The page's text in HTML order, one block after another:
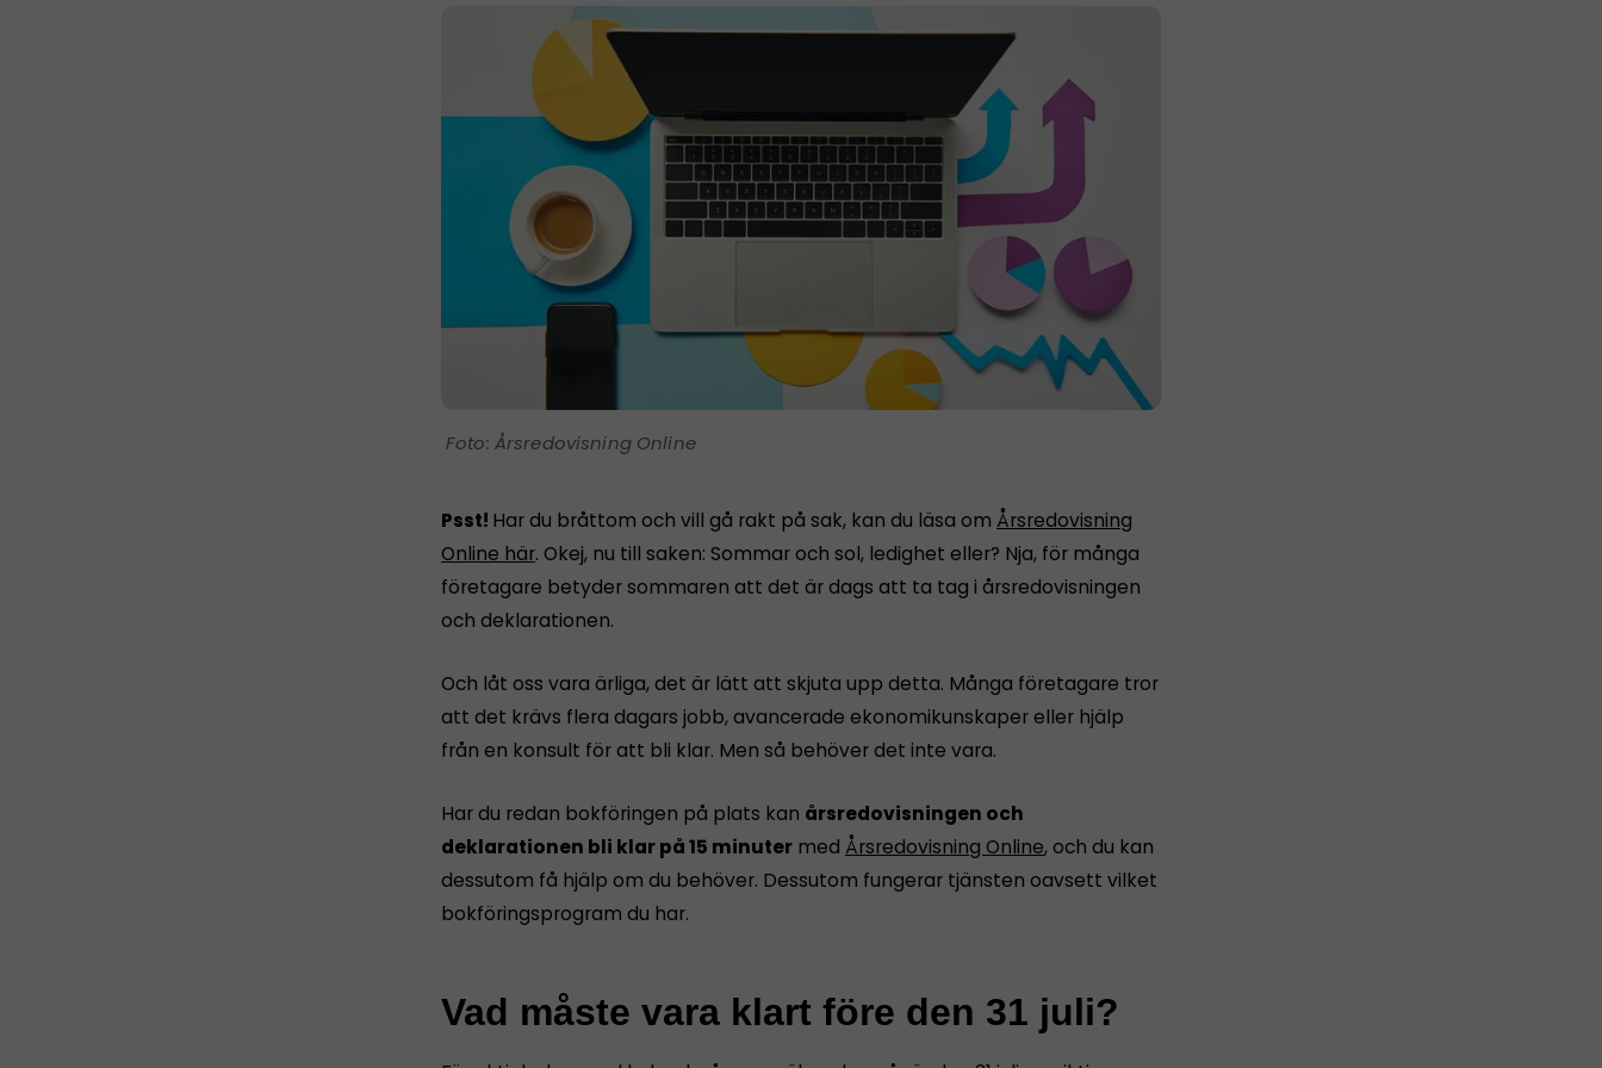
Årsredovisning Online
Psst! Har du bråttom och vill gå rakt på sak, kan du läsa om Årsredovisning
Online här. Okej, nu till saken: Sommar och sol, ledighet eller? Nja, för många
företagare betyder sommaren att det är dags att ta tag i årsredovisningen
och deklarationen.
Och låt oss vara ärliga, det är lätt att skjuta upp detta. Många företagare tror
att det krävs flera dagars jobb, avancerade ekonomikunskaper eller hjälp
från en konsult för att bli klar. Men så behöver det inte vara.
Har du redan bokföringen på plats kan årsredovisningen och
deklarationen bli klar på 15 minuter med Årsredovisning Online, och du kan
dessutom få hjälp om du behöver. Dessutom fungerar tjänsten oavsett vilket
bokföringsprogram du har.
Vad måste vara klart före den 31 juli?